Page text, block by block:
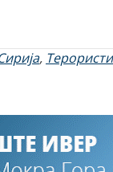
, Терористи